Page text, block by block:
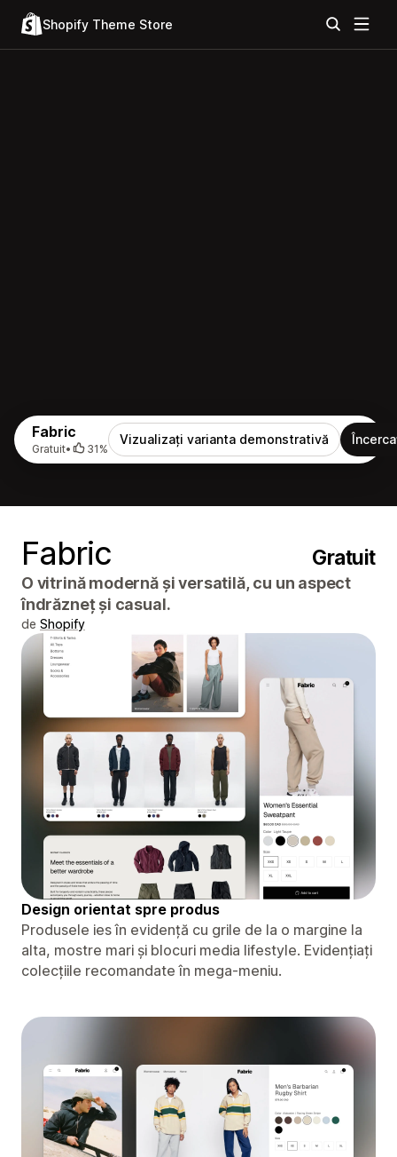
Shopify Theme Store
Fabric
Gratuit• 31%
Vizualizați varianta demonstrativă
Fabric Gratuit
O vitrină modernă și versatilă, cu un aspect
îndrăzneț și casual.
de Shopify
Design orientat spre produs
Produsele ies în evidență cu grile de la o margine la
alta, mostre mari și blocuri media lifestyle. Evidențiați
colecțiile recomandate în mega-meniu.